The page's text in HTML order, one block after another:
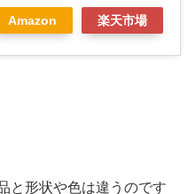
Amazon 楽天市場
と形状や色は違うのです